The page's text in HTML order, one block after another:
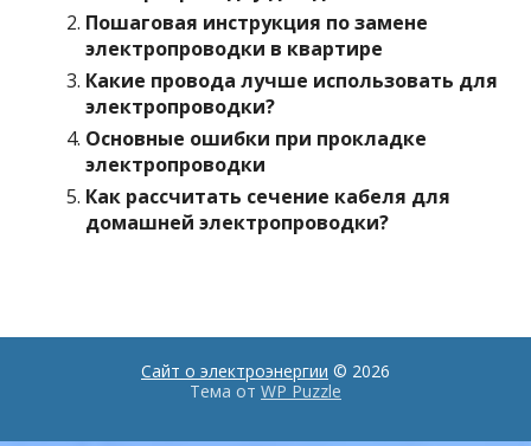
Пошаговая инструкция по замене
электропроводки в квартире
Какие провода лучше использовать для
электропроводки?
Основные ошибки при прокладке
электропроводки
Как рассчитать сечение кабеля для
домашней электропроводки?
Сайт о электроэнергии © 2026
Тема от WP Puzzle